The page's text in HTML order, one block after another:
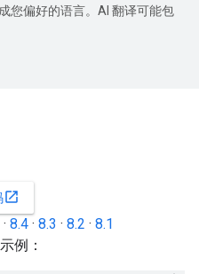
您偏好的语言。AI 翻译可能包
open_in_new
· 8.4 · 8.3 · 8.2 · 8.1
例：